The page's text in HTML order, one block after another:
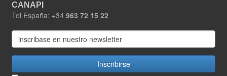
CANAPI
Tel España: +34 963 72 15 22
Inscribirse